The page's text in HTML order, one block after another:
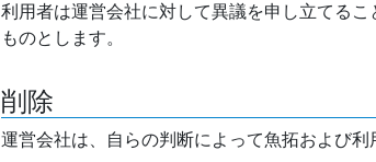
利用者は運営会社に対して異議を申し立てる
ものとします。
削除
運営会社は、自らの判断によって魚拓および